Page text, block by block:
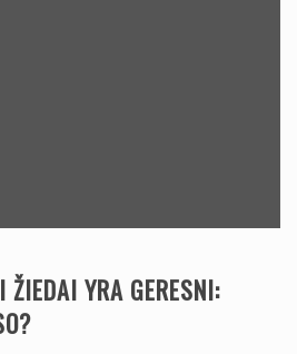
YRA GERESNI: